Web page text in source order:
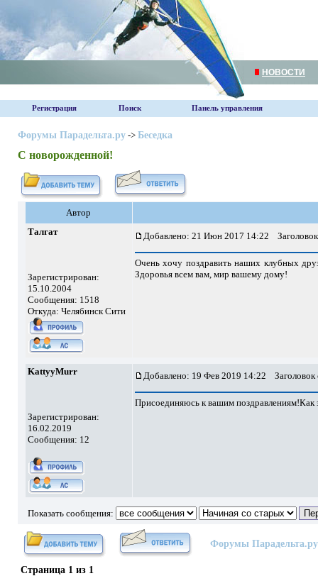
НОВОСТИ
Регистрация Поиск Панель управления
Форумы Парадельта.ру-> Беседка
С новорожденной!
Автор
Талгат
Зарегистрирован:
15.10.2004
Сообщения: 1518
Откуда: Челябинск Сити
Добавлено: 21 Июн 2017 14:22
Очень хочу поздравить наших клубных
Здоровья всем вам, мир вашему дому!
KattyyMurr
Зарегистрирован:
16.02.2019
Сообщения: 12
Добавлено: 19 Фев 2019 14:22
Присоединяюсь к вашим поздравлениям!Как
Показать сообщения:
Форумы Парадельта.ру
Страница 1из 1